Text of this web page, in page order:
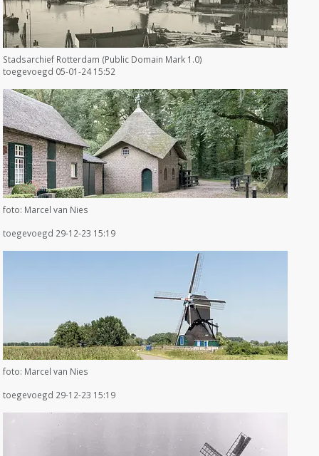
Stadsarchief Rotterdam (Public Domain Mark 1.0)
toegevoegd 05-01-24 15:52
foto: Marcel van Nies
toegevoegd 29-12-23 15:19
foto: Marcel van Nies
toegevoegd 29-12-23 15:19